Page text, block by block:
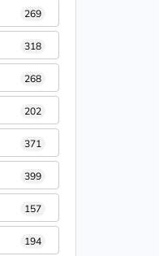
269
318
268
202
371
399
157
194